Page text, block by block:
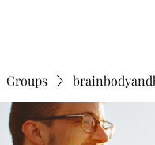
Groups